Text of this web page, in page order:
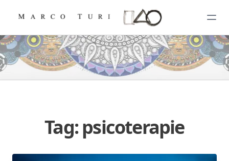
Tag: psicoterapie